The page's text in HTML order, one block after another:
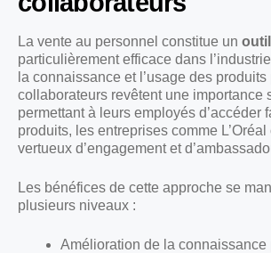
La vente au personnel constitue un
particulièrement efficace dans
la connaissance et l’usage des produits
collaborateurs revêtent une importance
permettant à leurs employés d’accéder
produits, les entreprises comme
vertueux d’engagement et
Les bénéfices de cette approche se
plusieurs niveaux :
Amélioration de la connaissance